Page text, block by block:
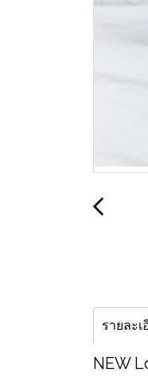
รายละ
NEW